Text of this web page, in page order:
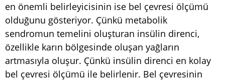
en önemli belirleyicisinin ise bel çevresi ölçümü
olduğunu gösteriyor. Çünkü metabolik
sendromun temelini oluşturan insülin direnci,
özellikle karın bölgesinde oluşan yağların
artmasıyla oluşur. Çünkü insülin direnci en kolay
bel çevresi ölçümü ile belirlenir. Bel çevresinin